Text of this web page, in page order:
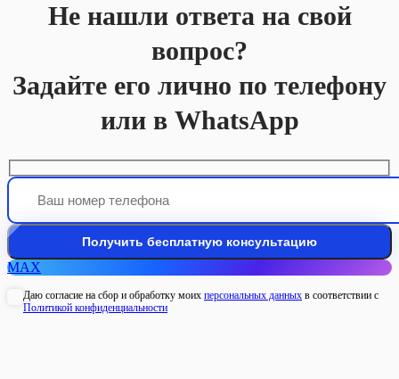
Не нашли ответа на свой
вопрос?
Задайте его лично по телефону
или в WhatsApp
MAX
Даю согласие на сбор и обработку моих персональных данных в соответствии с
Политикой конфиденциальности